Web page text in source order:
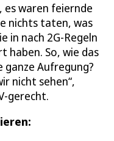
es waren feiernde
nichts taten, was
in nach 2G-Regeln
haben. So, wie das
ganze Aufregung?
nicht sehen“,
gerecht.